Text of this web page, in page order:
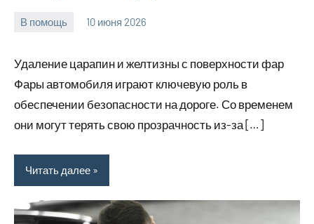
В помощь 10 июня 2026
Удаление царапин и желтизны с поверхности фар
Фары автомобиля играют ключевую роль в
обеспечении безопасности на дороге. Со временем
они могут терять свою прозрачность из-за […]
Читать далее